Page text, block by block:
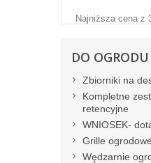
Najniższa cena z
DO OGRODU
Zbiorniki na
Kompletne
retencyjne
WNIOSEK-
Grille ogrodowe
Wędzarnie